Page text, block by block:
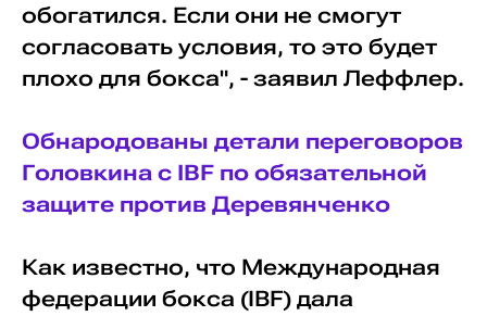
обогатился. Если они не смогут
согласовать условия, то это будет
плохо для бокса", - заявил Леффлер.
Обнародованы детали переговоров
Головкина с IBF по обязательной
защите против Деревянченко
Как известно, что Международная
федерации бокса (IBF) дала